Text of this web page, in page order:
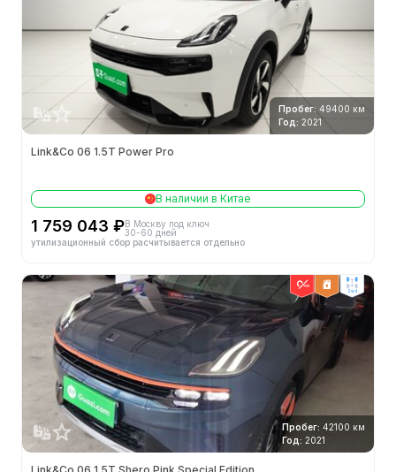
Пробег: 49400 км
Год: 2021
Link&Co 06 1.5T Power Pro
В наличии в Китае
1 759 043 ₽В Москву под ключ
30-60 дней
утилизационный сбор расчитывается отдельно
2wd
Пробег: 42100 км
Год: 2021